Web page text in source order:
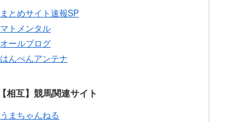
まとめサイト速報SP
マトメンタル
オールブログ
はんぺんアンテナ
【相互】競馬関連サイト
うまちゃんねる